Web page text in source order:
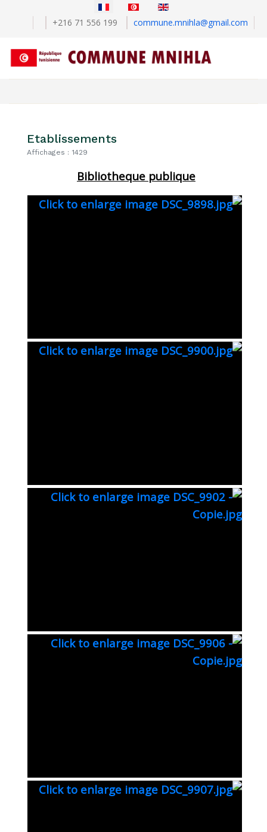
Sélectionnez votre langue
+216 71 556 199
commune.mnihla@gmail.com
Etablissements
Affichages : 1429
Bibliotheque publique